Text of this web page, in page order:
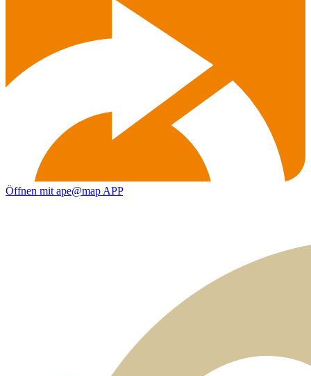
Öffnen mit ape@map APP